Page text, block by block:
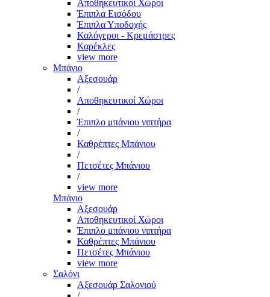
Αποθηκευτικοί Χώροι
Έπιπλα Εισόδου
Έπιπλα Υποδοχής
Καλόγεροι - Κρεμάστρες
Καρέκλες
view more
Μπάνιο
Αξεσουάρ
/
Αποθηκευτικοί Χώροι
/
Έπιπλο μπάνιου νιπτήρα
/
Καθρέπτες Μπάνιου
/
Πετσέτες Μπάνιου
/
view more
Μπάνιο
Αξεσουάρ
Αποθηκευτικοί Χώροι
Έπιπλο μπάνιου νιπτήρα
Καθρέπτες Μπάνιου
Πετσέτες Μπάνιου
view more
Σαλόνι
Αξεσουάρ Σαλονιού